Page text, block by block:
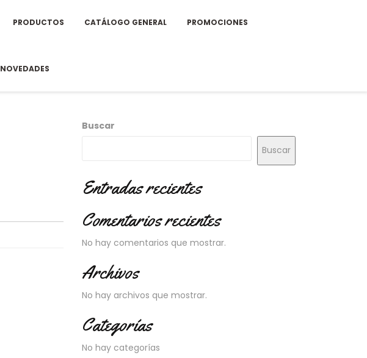
PRODUCTOS CATÁLOGO GENERAL PROMOCIONES
NOVEDADES
Buscar
Buscar
Entradas recientes
Comentarios recientes
No hay comentarios que mostrar.
Archivos
No hay archivos que mostrar.
Categorías
No hay categorías